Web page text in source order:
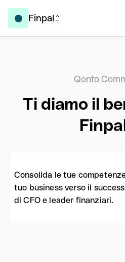
Finpal
Qonto
Ti diamo il
Consolida le tue
tuo business verso il
di CFO e leader finanziari.